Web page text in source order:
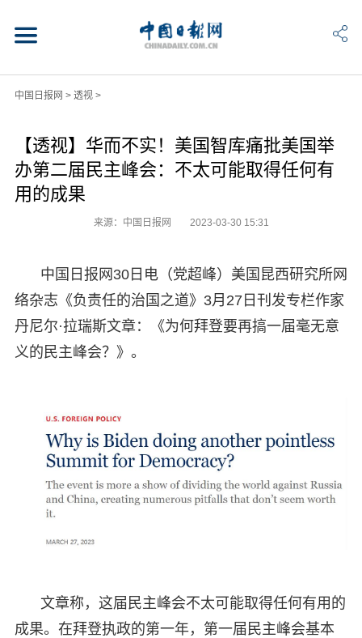
中国日报网 > 透视>
【透视】华而不实！美国智库痛批美国举
办第二届民主峰会：不太可能取得任何有
用的成果
来源：中国日报网 2023-03-30 15:31
中国日报网30日电（党超峰）美国昆西研究所网
络杂志《负责任的治国之道》3月27日刊发专栏作家
丹尼尔·拉瑞斯文章：《为何拜登要再搞一届毫无意
义的民主峰会？》。
文章称，这届民主峰会不太可能取得任何有用的
成果。在拜登执政的第一年，第一届民主峰会基本